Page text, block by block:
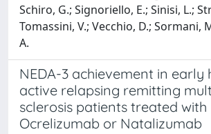
Schiro, G.; Signoriello, E.; Sinisi, L.;
Tomassini, V.; Vecchio, D.; Sormani,
A.
NEDA-3 achievement in early
active relapsing remitting
sclerosis patients treated with
Ocrelizumab or Natalizumab